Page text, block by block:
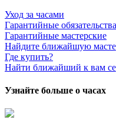
Уход за часами
Гарантийные
Гарантийные мастерские
Найдите ближайшую
Где купить?
Найти ближайший к вам
Узнайте больше о часах